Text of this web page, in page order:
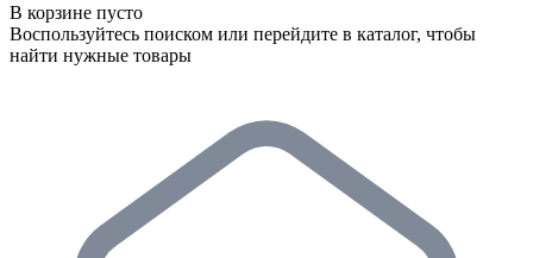
В корзине пусто
Воспользуйтесь поиском или перейдите в каталог, чтобы
найти нужные товары